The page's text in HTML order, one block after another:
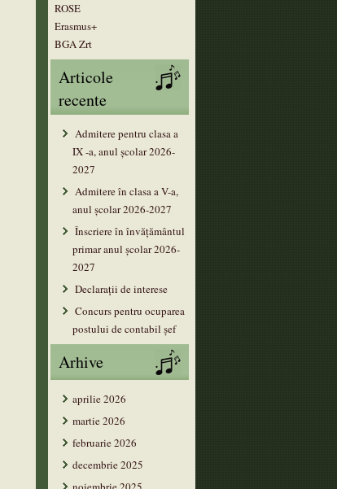
ROSE
Erasmus+
BGA Zrt
Articole
recente
Admitere pentru clasa a
IX -a, anul școlar 2026-
2027
Admitere în clasa a V-a,
anul şcolar 2026-2027
Înscriere în învățământul
primar anul şcolar 2026-
2027
Declarații de interese
Concurs pentru ocuparea
postului de contabil șef
Arhive
aprilie 2026
martie 2026
februarie 2026
decembrie 2025